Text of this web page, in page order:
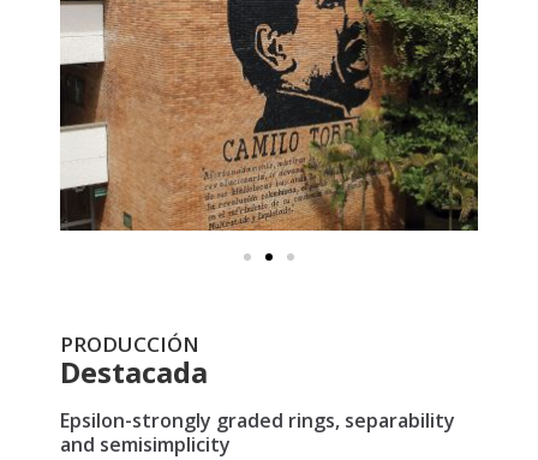
PRODUCCIÓN
Destacada
Epsilon-strongly graded rings, separability
and semisimplicity